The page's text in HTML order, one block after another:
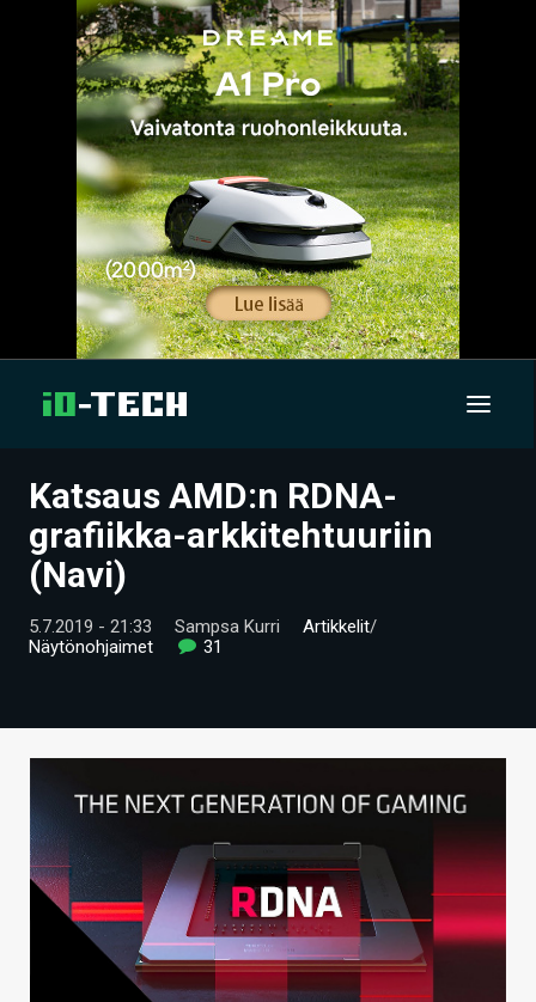
UUTISET
ARTIKKELIT
VIDEOT
KAUPPA
VAIHDA TEEMA
Katsaus AMD:n RDNA-
grafiikka-arkkitehtuuriin
(Navi)
5.7.2019 - 21:33 Sampsa Kurri Artikkelit/
Näytönohjaimet
31